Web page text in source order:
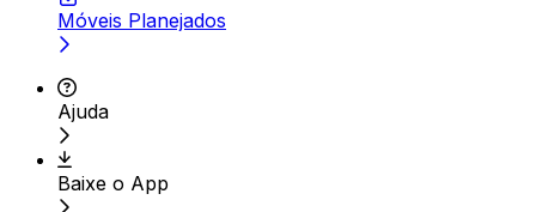
Móveis Planejados
Ajuda
Baixe o App